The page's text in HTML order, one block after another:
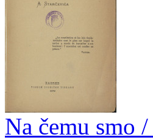
Na čemu smo